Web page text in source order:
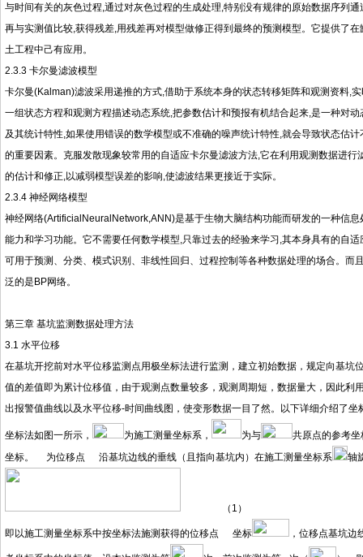
与时间有关的灰色过程,通过对灰色过程的生成处理,特别没有规律的原始数据序列
再与实测值比较,获得残差,用残差再对模型做修正得到最终的预测模型。它提供了
土工程中己有应用。
2.3.3 卡尔曼滤波模型
卡尔曼(Kalman)滤波采用递推的方式,借助于系统本身的状态转移矩阵和观测资料,
一组状态方程和观测方程描述动态系统,把参数估计和预报有机结合起来,是一种对
及其统计特性,如果使用错误的数学模型或不准确的噪声统计特性,就会导致状态估
的重要因素。克服发散现象较常用的自适应卡尔曼滤波方法,它在利用观测数据进
的估计和修正,以减弱模型误差的影响,使滤波结果更接近于实际。
2.3.4 神经网络模型
神经网络(ArtificialNeuralNetwork,ANN)是基于生物大脑结构功能而研发的一种信
能力和学习功能。它不需要任何数学模型,只靠过去的经验来学习,其本身具有的自
可用于预测、分类、模式识别、非线性回归、过程控制等各种数据处理的场合。
泛的是BP网络。
第三章 基坑监测数据处理方法
3.1 水平位移
在基坑开挖前对水平位移监测点用极坐标法进行监测，建立初始数据，规定向基
值的差值即为累计位移值，由于观测点数量较多，观测周期短，数据量大，因此
出报警值曲线以及水平位移-时间曲线图，使变形数据一目了然。以下详细介绍了坐
坐标法如图一所示， 为施工测量坐标系， 为与
共原点的参考坐
坐标。
为位移点 沿基坑边线的垂线（且指向基坑内）在施工测量坐标系 轴
（1）
即以施工测量坐标系中按坐标法施测获得的位移点 坐标 ，位移点基坑边